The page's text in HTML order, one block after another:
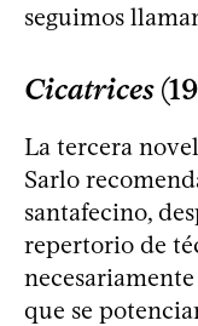
seguimos
Cicatrices
La tercera
Sarlo
santafecino,
repertorio de
que se